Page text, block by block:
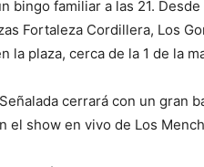
bingo familiar a las 21.
Fortaleza Cordillera, Los
la plaza, cerca de la 1 de la
cerrará con un gran
el show en vivo de Los